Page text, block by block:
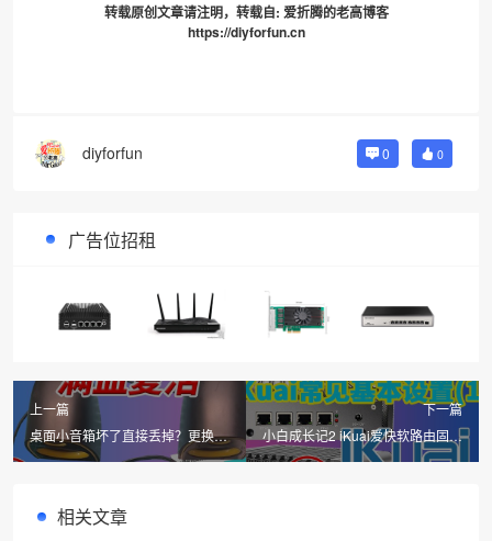
转载原创文章请注明，转载自: 爱折腾的老高博客
https://diyforfun.cn
diyforfun 0 0
广告位招租
上一篇
桌面小音箱坏了直接丢掉？更换改
造音频线插头修复音箱线接法分享
下一篇
小白成长记2 iKuai爱快软路由固件
新手基本设置简单介绍老手慎入
相关文章